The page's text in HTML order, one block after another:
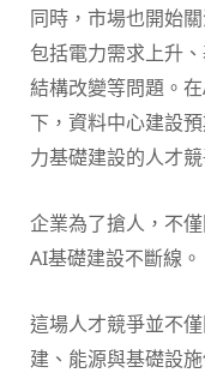
同時，市場也開始
包括電力需求上升
結構改變等問題。
下，資料中心建設
力基礎建設的人才
企業為了搶人，不
AI基礎建設不斷線。
這場人才競爭並不
建、能源與基礎設